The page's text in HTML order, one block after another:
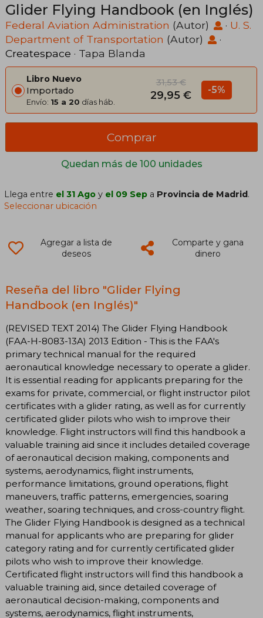
Glider Flying Handbook (en Inglés)
Federal Aviation Administration (Autor) · U. S.
Department of Transportation (Autor)
·
Createspace · Tapa Blanda
Libro Nuevo
Importado
Envío: 15 a 20 días háb.
31,53 €
29,95 € -5%
Quedan más de 100 unidades
Comprar
Llega entre el 31 Ago y el 09 Sep a Provincia de Madrid.
Seleccionar ubicación
Agregar a lista de
deseos
Comparte y gana
dinero
Reseña del libro "Glider Flying
Handbook (en Inglés)"
(REVISED TEXT 2014) The Glider Flying Handbook
(FAA-H-8083-13A) 2013 Edition - This is the FAA's
primary technical manual for the required
aeronautical knowledge necessary to operate a glider.
It is essential reading for applicants preparing for the
exams for private, commercial, or flight instructor pilot
certificates with a glider rating, as well as for currently
certificated glider pilots who wish to improve their
knowledge. Flight instructors will find this handbook a
valuable training aid since it includes detailed coverage
of aeronautical decision making, components and
systems, aerodynamics, flight instruments,
performance limitations, ground operations, flight
maneuvers, traffic patterns, emergencies, soaring
weather, soaring techniques, and cross-country flight.
The Glider Flying Handbook is designed as a technical
manual for applicants who are preparing for glider
category rating and for currently certificated glider
pilots who wish to improve their knowledge.
Certificated flight instructors will find this handbook a
valuable training aid, since detailed coverage of
aeronautical decision-making, components and
systems, aerodynamics, flight instruments,